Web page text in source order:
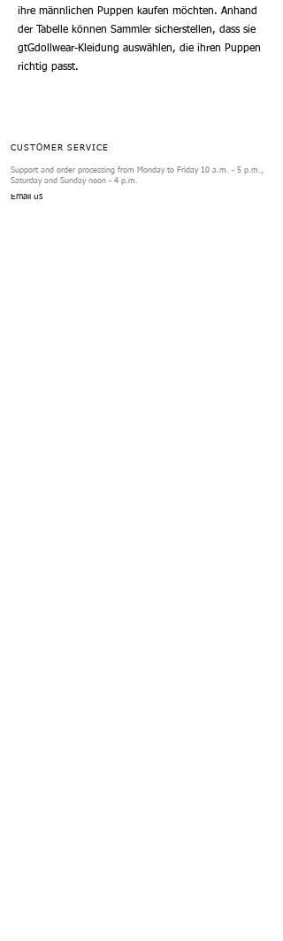
ihre männlichen Puppen kaufen möchten. Anhand
der Tabelle können Sammler sicherstellen, dass sie
gtGdollwear-Kleidung auswählen, die ihren Puppen
richtig passt.
CUSTOMER SERVICE
Support and order processing from Monday to Friday 10 a.m. - 5 p.m.,
Saturday and Sunday noon - 4 p.m.
Email us